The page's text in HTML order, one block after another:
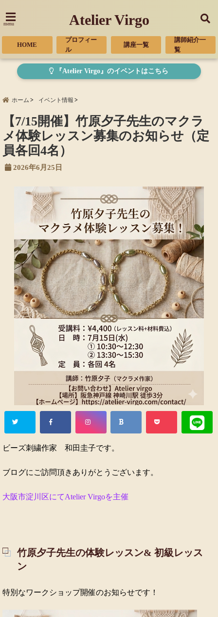
menu Atelier Virgo
HOME
プロフィー
ル
講座一覧
講師紹介一
覧
『Atelier Virgo』のイベントはこちら
ホーム イベント情報
【7/15開催】竹原夕子先生のマクラ
メ体験レッスン募集のお知らせ（定
員各回4名）
2026年6月25日
ビーズ刺繍作家 和田圭子です。
ブログにご訪問頂きありがとうございます。
大阪市淀川区にてAtelier Virgoを主催
竹原夕子先生の体験レッスン& 初級レッス
ン
特別なワークショップ開催のお知らせです！